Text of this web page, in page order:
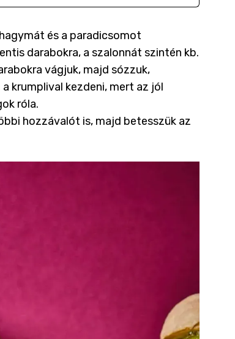
és a paradicsomot
darabokra, a szalonnát szintén kb.
vágjuk, majd sózzuk,
krumplival kezdeni, mert az jól
róla.
hozzávalót is, majd betesszük az